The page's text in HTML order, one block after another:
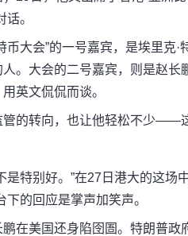
。
币大会”的一号嘉宾，是埃里克
。大会的二号嘉宾，则是赵
英文侃侃而谈。
的转向，也让他轻松不少——
是特别好。”在27日港大的这
的回应是掌声加笑声。
在美国还身陷囹圄。特朗普